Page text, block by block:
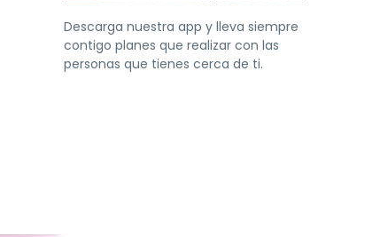
Descarga nuestra app y lleva siempre
contigo planes que realizar con las
personas que tienes cerca de ti.